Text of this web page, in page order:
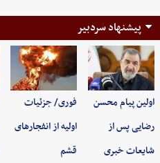
پیشنهاد سردبیر
اولین پیام محسن
رضایی پس از
شایعات خبری
فوری/ جزئیات
اولیه از انفجارهای
قشم